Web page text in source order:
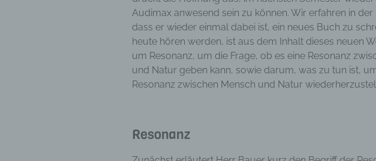
Audimax anwesend sein zu können. Wir erfahren in der
dass er wieder einmal dabei ist, ein neues Buch zu
heute hören werden, ist aus dem Inhalt dieses neuen
um Resonanz, um die Frage, ob es eine Resonanz
und Natur geben kann, sowie darum, was zu tun ist,
Resonanz zwischen Mensch und Natur
Resonanz